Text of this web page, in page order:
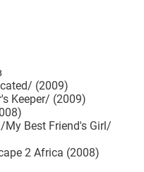
(2009)
Keeper/ (2009)
Best Friend's Girl/
2 Africa (2008)